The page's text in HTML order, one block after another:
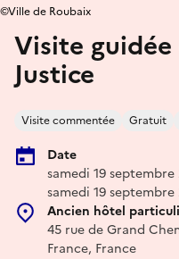
Visite guidée
Justice
Visite commentée Gratuit
Date
samedi 19 septembre
samedi 19 septembre
Ancien hôtel
45 rue de Grand
France, France
©Ville de Roubaix